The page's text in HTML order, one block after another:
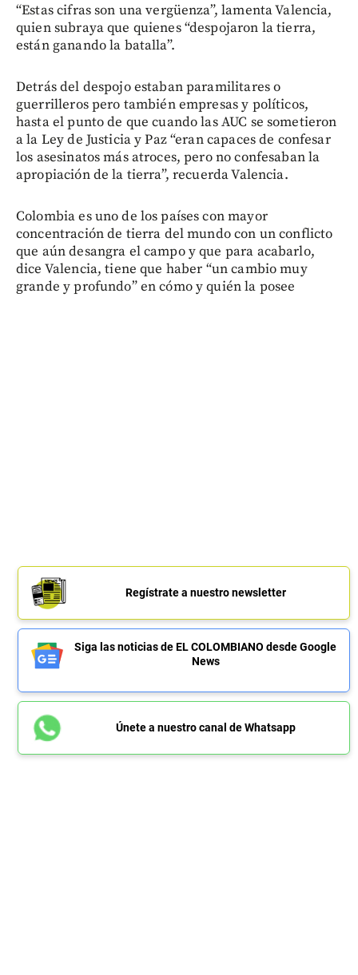
“Estas cifras son una vergüenza”, lamenta Valencia,
quien subraya que quienes “despojaron la tierra,
están ganando la batalla”.
Detrás del despojo estaban paramilitares o
guerrilleros pero también empresas y políticos,
hasta el punto de que cuando las AUC se sometieron
a la Ley de Justicia y Paz “eran capaces de confesar
los asesinatos más atroces, pero no confesaban la
apropiación de la tierra”, recuerda Valencia.
Colombia es uno de los países con mayor
concentración de tierra del mundo con un conflicto
que aún desangra el campo y que para acabarlo,
dice Valencia, tiene que haber “un cambio muy
grande y profundo” en cómo y quién la posee
Regístrate a nuestro newsletter
Siga las noticias de EL COLOMBIANO desde Google
News
Únete a nuestro canal de Whatsapp